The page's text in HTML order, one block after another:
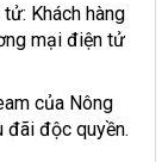
Khách hàng
mại điện tử
của Nông
đãi độc quyền.